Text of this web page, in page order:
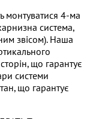
монтуватися 4-ма
система,
звісом). Наша
що гарантує
системи
що гарантує